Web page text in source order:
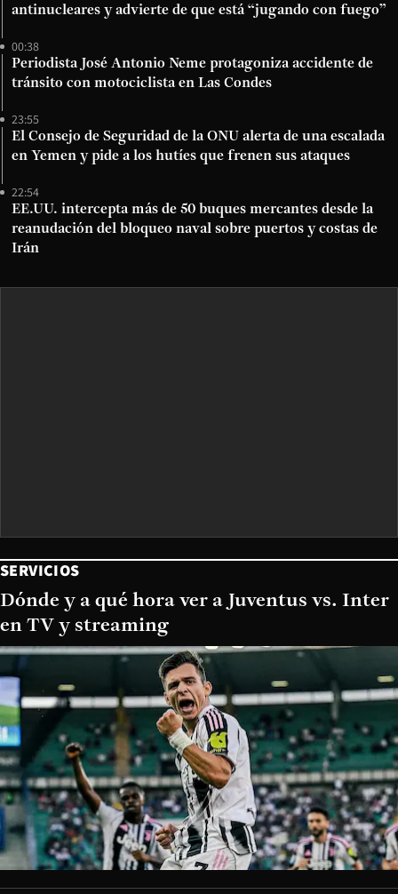
antinucleares y advierte de que está “jugando con fuego”
00:38
Periodista José Antonio Neme protagoniza accidente de
tránsito con motociclista en Las Condes
23:55
El Consejo de Seguridad de la ONU alerta de una escalada
en Yemen y pide a los hutíes que frenen sus ataques
22:54
EE.UU. intercepta más de 50 buques mercantes desde la
reanudación del bloqueo naval sobre puertos y costas de
Irán
SERVICIOS
Dónde y a qué hora ver a Juventus vs. Inter
en TV y streaming